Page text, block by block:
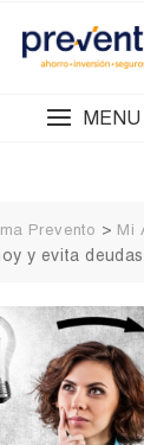
MENU
Prevento > Mi
y evita